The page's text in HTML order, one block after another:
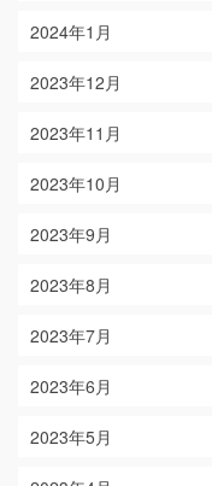
2024年1月
2023年12月
2023年11月
2023年10月
2023年9月
2023年8月
2023年7月
2023年6月
2023年5月